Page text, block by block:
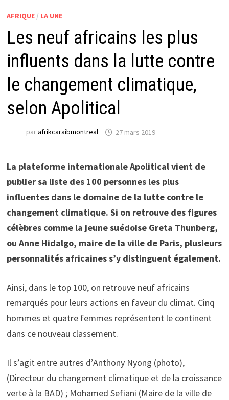
AFRIQUE/ LA UNE
Les neuf africains les plus
influents dans la lutte contre
le changement climatique,
selon Apolitical
parafrikcaraibmontreal 27 mars 2019
La plateforme internationale Apolitical vient de
publier sa liste des 100 personnes les plus
influentes dans le domaine de la lutte contre le
changement climatique. Si on retrouve des figures
célèbres comme la jeune suédoise Greta Thunberg,
ou Anne Hidalgo, maire de la ville de Paris, plusieurs
personnalités africaines s’y distinguent également.
Ainsi, dans le top 100, on retrouve neuf africains
remarqués pour leurs actions en faveur du climat. Cinq
hommes et quatre femmes représentent le continent
dans ce nouveau classement.
Il s’agit entre autres d’Anthony Nyong (photo),
(Directeur du changement climatique et de la croissance
verte à la BAD) ; Mohamed Sefiani (Maire de la ville de